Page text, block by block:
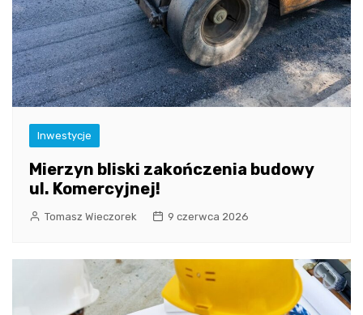
Inwestycje
Mierzyn bliski zakończenia budowy
ul. Komercyjnej!
Tomasz Wieczorek 9 czerwca 2026